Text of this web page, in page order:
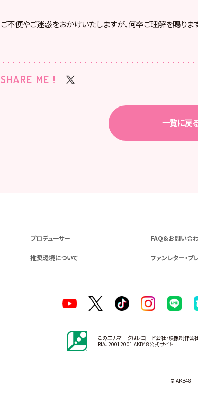
ご不便やご迷惑をおかけいたしますが、何卒ご理解を賜りま
SHARE ME !
一覧に戻
プロデューサー FAQ&お問い合
推奨環境について ファンレター・プ
このエルマークはレコード会社・映像制作会
RIAJ20012001 AKB48公式サイト
© AKB48